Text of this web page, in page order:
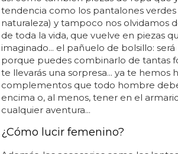
tendencia como los pantalones
naturaleza) y tampoco nos olvidamos
de toda la vida, que vuelve en piezas
imaginado... el pañuelo de bolsillo:
porque puedes combinarlo de tantas
te llevarás una sorpresa... ya te hemos
complementos que todo hombre
encima o, al menos, tener en el
cualquier aventura...
¿Cómo lucir femenino?